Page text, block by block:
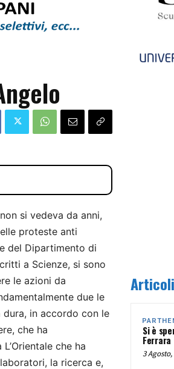
si vedeva da anni,
proteste anti
del Dipartimento di
a Scienze, si sono
le azioni da
due le
dura, in accordo con le
che ha
che ha
la ricerca e,
Si è
Ferrara
3 Agosto,